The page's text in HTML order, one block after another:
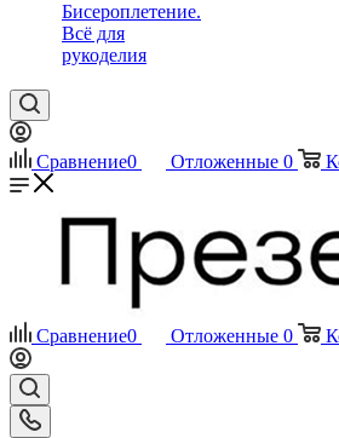
Бисероплетение.
Всё для
рукоделия
Сравнение0 Отложенные 0
Сравнение0 Отложенные 0